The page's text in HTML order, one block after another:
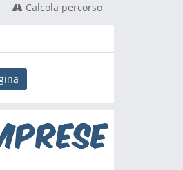
Calcola percorso